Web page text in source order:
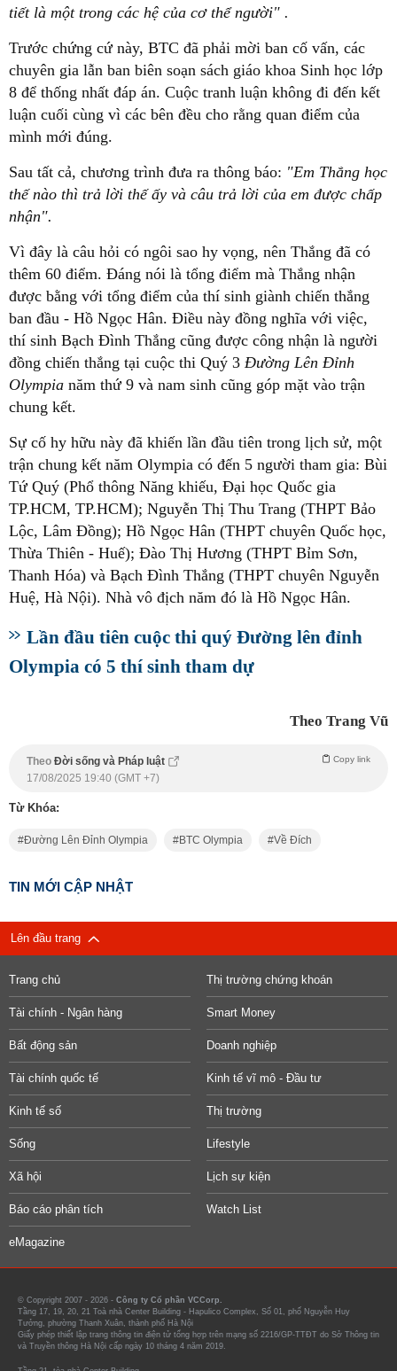
tiết là một trong các hệ của cơ thể người" .
Trước chứng cứ này, BTC đã phải mời ban cố vấn, các
chuyên gia lẫn ban biên soạn sách giáo khoa Sinh học lớp
8 để thống nhất đáp án. Cuộc tranh luận không đi đến kết
luận cuối cùng vì các bên đều cho rằng quan điểm của
mình mới đúng.
Sau tất cả, chương trình đưa ra thông báo: "Em Thắng học
thế nào thì trả lời thế ấy và câu trả lời của em được chấp
nhận".
Vì đây là câu hỏi có ngôi sao hy vọng, nên Thắng đã có
thêm 60 điểm. Đáng nói là tổng điểm mà Thắng nhận
được bằng với tổng điểm của thí sinh giành chiến thắng
ban đầu - Hồ Ngọc Hân. Điều này đồng nghĩa với việc,
thí sinh Bạch Đình Thắng cũng được công nhận là người
đồng chiến thắng tại cuộc thi Quý 3 Đường Lên Đỉnh
Olympia năm thứ 9 và nam sinh cũng góp mặt vào trận
chung kết.
Sự cố hy hữu này đã khiến lần đầu tiên trong lịch sử, một
trận chung kết năm Olympia có đến 5 người tham gia: Bùi
Tứ Quý (Phổ thông Năng khiếu, Đại học Quốc gia
TP.HCM, TP.HCM); Nguyễn Thị Thu Trang (THPT Bảo
Lộc, Lâm Đồng); Hồ Ngọc Hân (THPT chuyên Quốc học,
Thừa Thiên - Huế); Đào Thị Hương (THPT Bỉm Sơn,
Thanh Hóa) và Bạch Đình Thắng (THPT chuyên Nguyễn
Huệ, Hà Nội). Nhà vô địch năm đó là Hồ Ngọc Hân.
Lần đầu tiên cuộc thi quý Đường lên đỉnh
Olympia có 5 thí sinh tham dự
Theo Trang Vũ
Theo Đời sống và Pháp luật Copy link
17/08/2025 19:40 (GMT +7)
Từ Khóa:
Đường Lên Đỉnh Olympia BTC Olympia Về Đích
TIN MỚI CẬP NHẬT
Lên đầu trang
Trang chủ Thị trường chứng khoán
Tài chính - Ngân hàng Smart Money
Bất động sản Doanh nghiệp
Tài chính quốc tế Kinh tế vĩ mô - Đầu tư
Kinh tế số Thị trường
Sống Lifestyle
Xã hội Lịch sự kiện
Báo cáo phân tích Watch List
eMagazine
© Copyright 2007 - 2026 - Công ty Cổ phần VCCorp.
Tầng 17, 19, 20, 21 Toà nhà Center Building - Hapulico Complex, Số 01, phố Nguyễn Huy
Tưởng, phường Thanh Xuân, thành phố Hà Nội
Giấy phép thiết lập trang thông tin điện tử tổng hợp trên mạng số 2216/GP-TTĐT do Sở Thông tin
và Truyền thông Hà Nội cấp ngày 10 tháng 4 năm 2019.